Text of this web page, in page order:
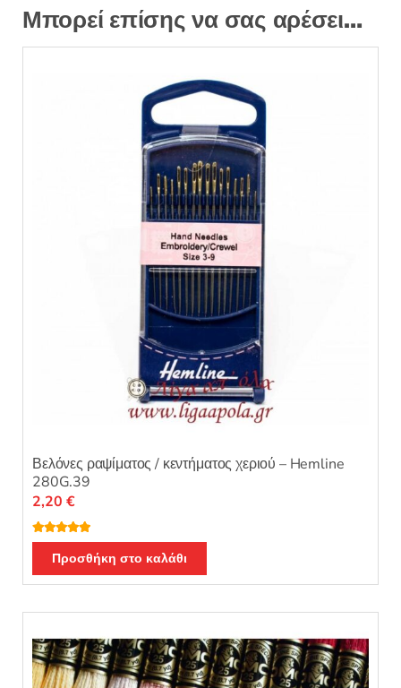
Μπορεί επίσης να σας αρέσει…
Βελόνες ραψίματος / κεντήματος χεριού – Hemline
280G.39
Βαθμολογή
θηκε με 5.00
από 5
2,20 €
Προσθήκη στο καλάθι